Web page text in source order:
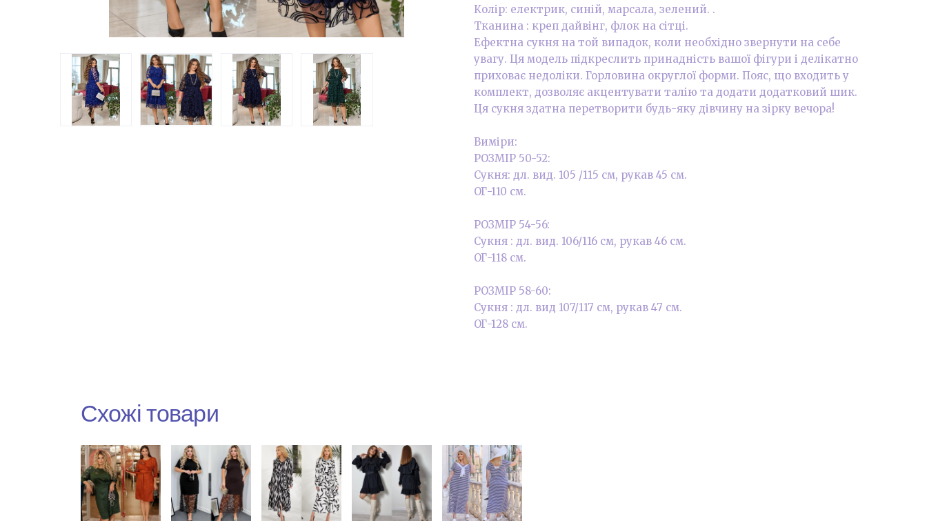
Колір: електрик, синій, марсала, зелений. .
Тканина : креп дайвінг, флок на сітці.
Ефектна сукня на той випадок, коли необхідно звернути на себе
увагу. Ця модель підкреслить принадність вашої фігури і делікатно
приховає недоліки. Горловина округлої форми. Пояс, що входить у
комплект, дозволяє акцентувати талію та додати додатковий шик.
Ця сукня здатна перетворити будь-яку дівчину на зірку вечора!
Виміри:
РОЗМІР 50-52:
Сукня: дл. вид. 105 /115 cм, рукав 45 см.
ОГ-110 см.
РОЗМІР 54-56:
Сукня : дл. вид. 106/116 см, рукав 46 см.
ОГ-118 см.
РОЗМІР 58-60:
Сукня : дл. вид 107/117 см, рукав 47 см.
ОГ-128 см.
Схожі товари